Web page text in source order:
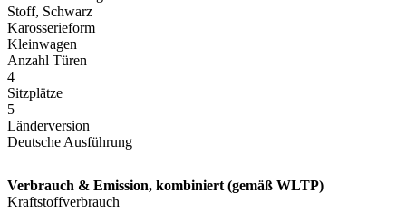
Stoff, Schwarz
Karosserieform
Kleinwagen
Anzahl Türen
4
Sitzplätze
5
Länderversion
Deutsche Ausführung
Verbrauch & Emission, kombiniert (gemäß WLTP)
Kraftstoffverbrauch